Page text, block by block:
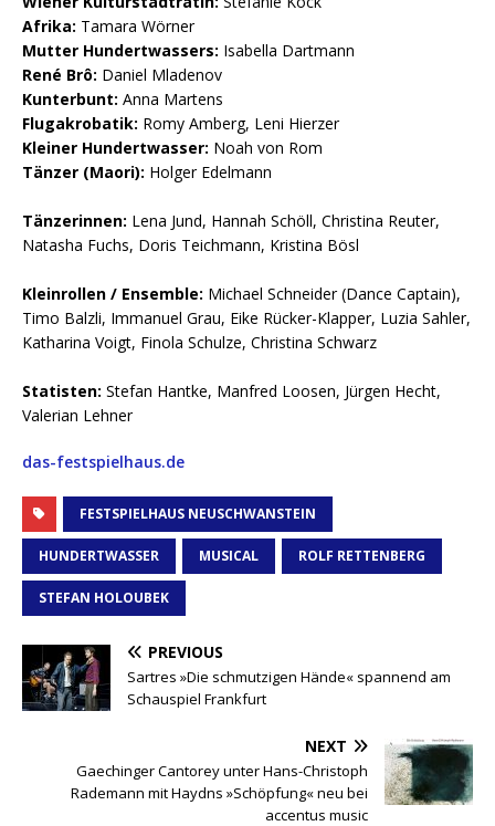
Afrika: Tamara Wörner
Mutter Hundertwassers: Isabella Dartmann
René Brô: Daniel Mladenov
Kunterbunt: Anna Martens
Flugakrobatik: Romy Amberg, Leni Hierzer
Kleiner Hundertwasser: Noah von Rom
Tänzer (Maori): Holger Edelmann
Tänzerinnen: Lena Jund, Hannah Schöll, Christina Reuter,
Natasha Fuchs, Doris Teichmann, Kristina Bösl
Kleinrollen / Ensemble: Michael Schneider (Dance Captain),
Timo Balzli, Immanuel Grau, Eike Rücker-Klapper, Luzia Sahler,
Katharina Voigt, Finola Schulze, Christina Schwarz
Statisten: Stefan Hantke, Manfred Loosen, Jürgen Hecht,
Valerian Lehner
das-festspielhaus.de
FESTSPIELHAUS NEUSCHWANSTEIN
HUNDERTWASSER MUSICAL ROLF RETTENBERG
STEFAN HOLOUBEK
PREVIOUS
Sartres »Die schmutzigen Hände« spannend am
Schauspiel Frankfurt
NEXT
Gaechinger Cantorey unter Hans-Christoph
Rademann mit Haydns »Schöpfung« neu bei
accentus music